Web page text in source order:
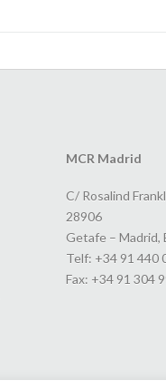
MCR Madrid
C/ Rosalind
28906
Getafe – Madrid,
Telf: +34 91 440
Fax: +34 91 304